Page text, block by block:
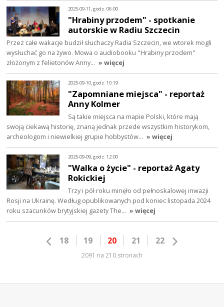
2025-09-11, godz. 06:00
"Hrabiny przodem" - spotkanie
autorskie w Radiu Szczecin
Przez całe wakacje budził słuchaczy Radia Szczecin, we wtorek mogli
wysłuchać go na żywo. Mowa o audiobooku "Hrabiny przodem"
złożonym z felietonów Anny… » więcej
2025-09-10, godz. 10:19
"Zapomniane miejsca" - reportaż
Anny Kolmer
Są takie miejsca na mapie Polski, które mają
swoją ciekawą historię, znaną jednak przede wszystkim historykom,
archeologom i niewielkiej grupie hobbystów… » więcej
2025-09-09, godz. 12:00
"Walka o życie" - reportaż Agaty
Rokickiej
Trzy i pół roku minęło od pełnoskalowej inwazji
Rosji na Ukrainę. Według opublikowanych pod koniec listopada 2024
roku szacunków brytyjskiej gazety The… » więcej
18 19 20 21 22
2091 na 210 stronach